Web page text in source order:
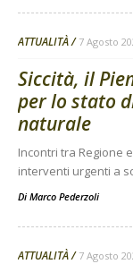
ATTUALITÀ 7 Agosto
Siccità, il
per lo stato
naturale
Incontri tra Regione
interventi urgenti a
Di Marco Pederzoli
ATTUALITÀ 7 Agosto